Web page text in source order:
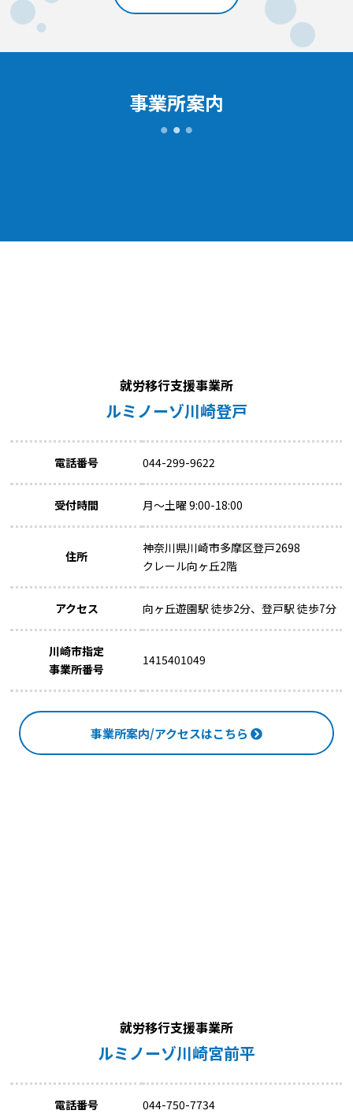
事業所案内
就労移行支援事業所
ルミノーゾ川崎登戸
電話番号 044-299-9622
受付時間 月～土曜 9:00-18:00
住所
神奈川県川崎市多摩区登戸2698
クレール向ヶ丘2階
アクセス 向ヶ丘遊園駅 徒歩2分、登戸駅 徒歩7分
川崎市指定
事業所番号
1415401049
事業所案内/アクセスはこちら
就労移行支援事業所
ルミノーゾ川崎宮前平
電話番号 044-750-7734